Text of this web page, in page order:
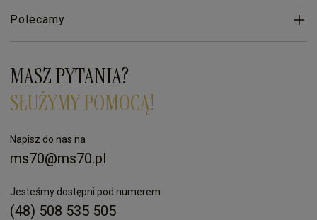
Polecamy
MASZ PYTANIA?
SŁUŻYMY POMOCĄ!
Napisz do nas na
ms70@ms70.pl
Jesteśmy dostępni pod numerem
(48) 508 535 505